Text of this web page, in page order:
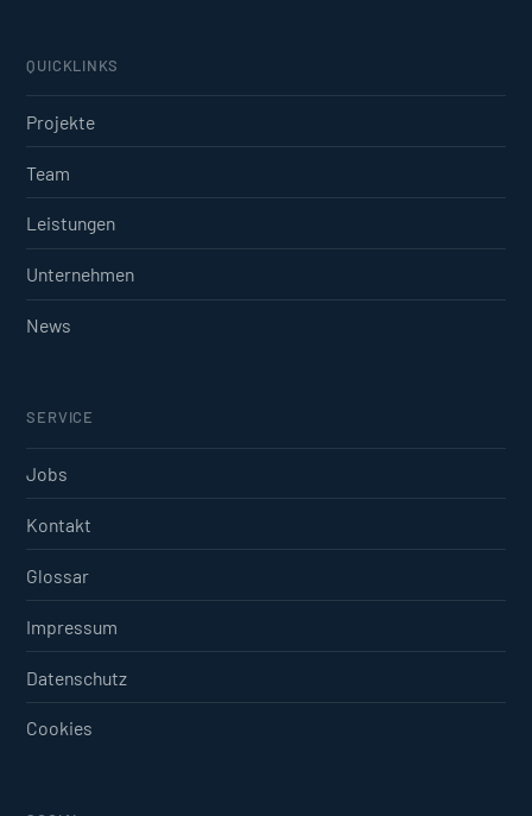
QUICKLINKS
Projekte
Team
Leistungen
Unternehmen
News
SERVICE
Jobs
Kontakt
Glossar
Impressum
Datenschutz
Cookies